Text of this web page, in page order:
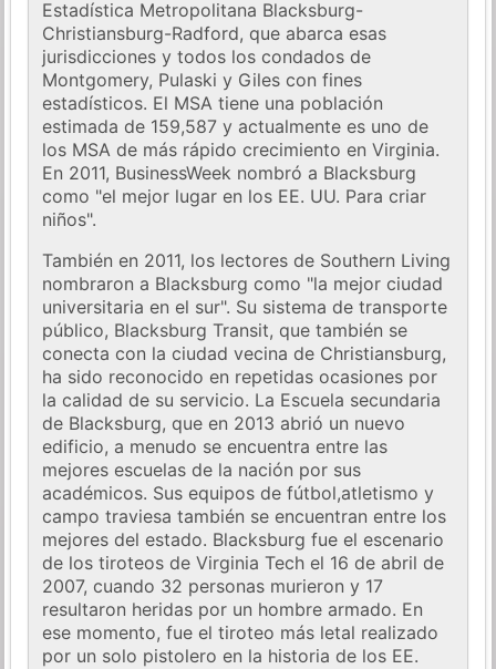
Estadística Metropolitana Blacksburg-
Christiansburg-Radford, que abarca esas
jurisdicciones y todos los condados de
Montgomery, Pulaski y Giles con fines
estadísticos. El MSA tiene una población
estimada de 159,587 y actualmente es uno de
los MSA de más rápido crecimiento en Virginia.
En 2011, BusinessWeek nombró a Blacksburg
como "el mejor lugar en los EE. UU. Para criar
niños".
También en 2011, los lectores de Southern Living
nombraron a Blacksburg como "la mejor ciudad
universitaria en el sur". Su sistema de transporte
público, Blacksburg Transit, que también se
conecta con la ciudad vecina de Christiansburg,
ha sido reconocido en repetidas ocasiones por
la calidad de su servicio. La Escuela secundaria
de Blacksburg, que en 2013 abrió un nuevo
edificio, a menudo se encuentra entre las
mejores escuelas de la nación por sus
académicos. Sus equipos de fútbol,​​atletismo y
campo traviesa también se encuentran entre los
mejores del estado. Blacksburg fue el escenario
de los tiroteos de Virginia Tech el 16 de abril de
2007, cuando 32 personas murieron y 17
resultaron heridas por un hombre armado. En
ese momento, fue el tiroteo más letal realizado
por un solo pistolero en la historia de los EE.